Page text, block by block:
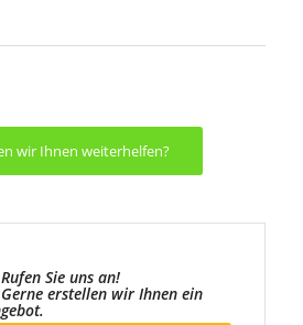
wir Ihnen weiterhelfen?
Sie uns an!
erstellen wir Ihnen ein